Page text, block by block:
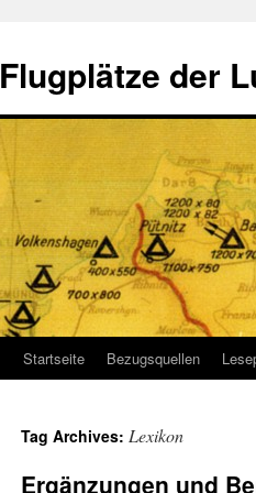
Flugplätze der
Skip
content
Startseite Bezugsquellen
Tag Archives: Lexikon
Ergänzungen und